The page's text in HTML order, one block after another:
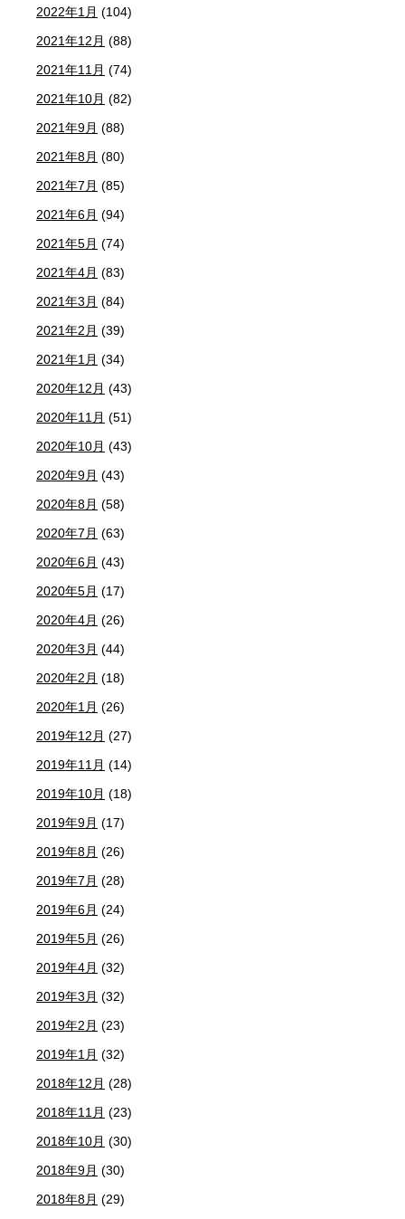
2022年1月 (104)
2021年12月 (88)
2021年11月 (74)
2021年10月 (82)
2021年9月 (88)
2021年8月 (80)
2021年7月 (85)
2021年6月 (94)
2021年5月 (74)
2021年4月 (83)
2021年3月 (84)
2021年2月 (39)
2021年1月 (34)
2020年12月 (43)
2020年11月 (51)
2020年10月 (43)
2020年9月 (43)
2020年8月 (58)
2020年7月 (63)
2020年6月 (43)
2020年5月 (17)
2020年4月 (26)
2020年3月 (44)
2020年2月 (18)
2020年1月 (26)
2019年12月 (27)
2019年11月 (14)
2019年10月 (18)
2019年9月 (17)
2019年8月 (26)
2019年7月 (28)
2019年6月 (24)
2019年5月 (26)
2019年4月 (32)
2019年3月 (32)
2019年2月 (23)
2019年1月 (32)
2018年12月 (28)
2018年11月 (23)
2018年10月 (30)
2018年9月 (30)
2018年8月 (29)